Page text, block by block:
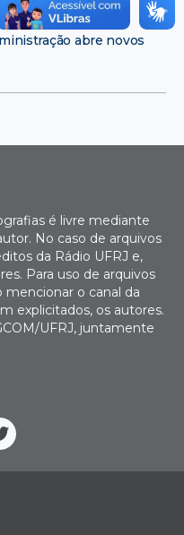
abre novos
é livre mediante
No caso de arquivos
da Rádio UFRJ e,
Para uso de arquivos
mencionar o canal da
explicitados, os autores.
UFRJ, juntamente